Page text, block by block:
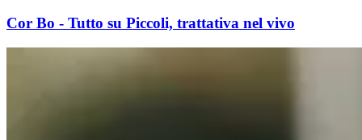
Cor Bo - Tutto su Piccoli, trattativa nel vivo